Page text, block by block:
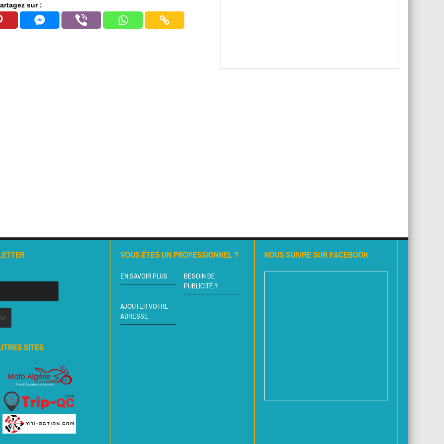
sur :
SITES
VOUS ÊTES UN PROFESSIONNEL ?
EN SAVOIR PLUS
BESOIN DE
PUBLICITÉ ?
AJOUTER VOTRE
ADRESSE
NOUS SUIVRE SUR FACEBOOK